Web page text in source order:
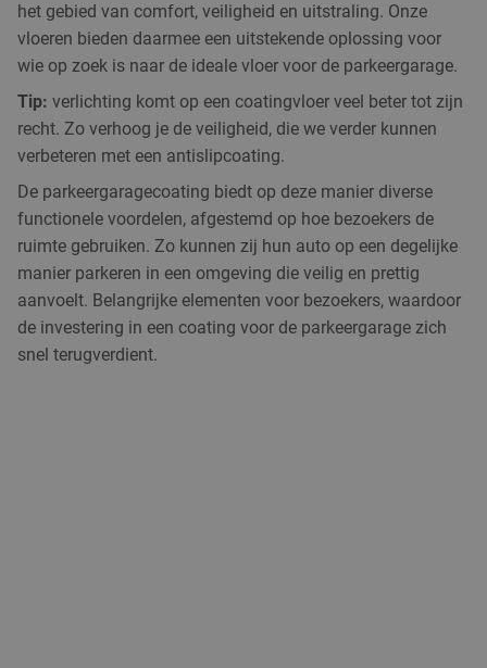
het gebied van comfort, veiligheid en uitstraling. Onze
vloeren bieden daarmee een uitstekende oplossing voor
wie op zoek is naar de ideale vloer voor de parkeergarage.
Tip: verlichting komt op een coatingvloer veel beter tot zijn
recht. Zo verhoog je de veiligheid, die we verder kunnen
verbeteren met een antislipcoating.
De parkeergaragecoating biedt op deze manier diverse
functionele voordelen, afgestemd op hoe bezoekers de
ruimte gebruiken. Zo kunnen zij hun auto op een degelijke
manier parkeren in een omgeving die veilig en prettig
aanvoelt. Belangrijke elementen voor bezoekers, waardoor
de investering in een coating voor de parkeergarage zich
snel terugverdient.